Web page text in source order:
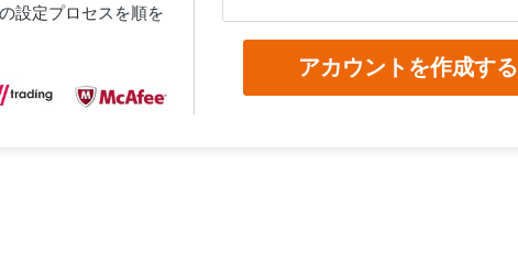
設定プロセスを順を
アカウントを作成する